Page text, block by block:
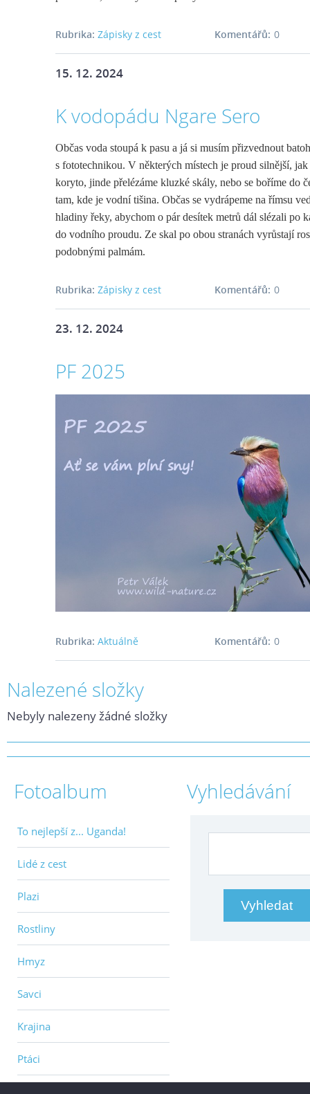
Rubrika: Zápisky z cest 0
Komentářů:
15. 12. 2024
K vodopádu Ngare Sero
Občas voda stoupá k pasu a já si musím přizvednout
s fototechnikou. V některých místech je proud silnější,
koryto, jinde přelézáme kluzké skály, nebo se boříme do
tam, kde je vodní tišina. Občas se vydrápeme na římsu
hladiny řeky, abychom o pár desítek metrů dál slézali po
do vodního proudu. Ze skal po obou stranách vyrůstají
podobnými palmám.
Rubrika: Zápisky z cest 0
Komentářů:
23. 12. 2024
PF 2025
Rubrika: Aktuálně 0
Komentářů:
Nalezené složky
Nebyly nalezeny žádné složky
Fotoalbum
To nejlepší z... Uganda!
Lidé z cest
Plazi
Rostliny
Hmyz
Savci
Krajina
Ptáci
Vyhledávání